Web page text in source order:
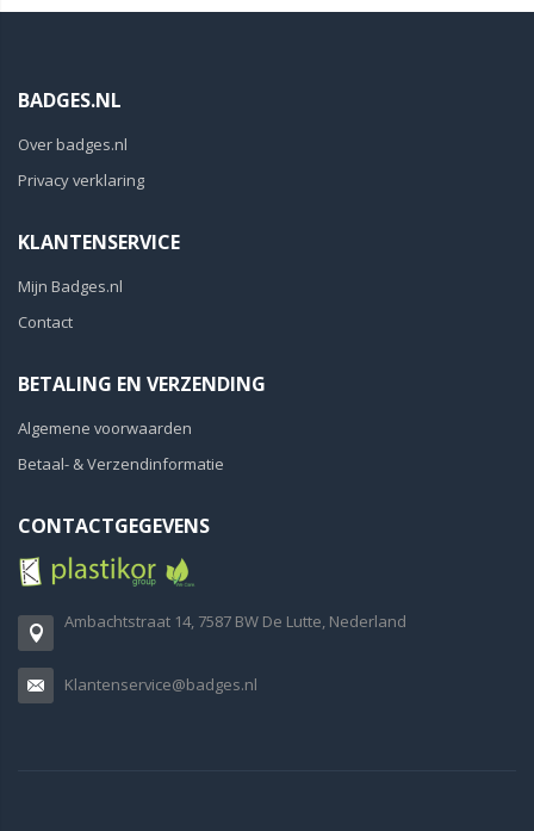
BADGES.NL
Over badges.nl
Privacy verklaring
KLANTENSERVICE
Mijn Badges.nl
Contact
BETALING EN VERZENDING
Algemene voorwaarden
Betaal- & Verzendinformatie
CONTACTGEGEVENS
Ambachtstraat 14, 7587 BW De Lutte, Nederland
Klantenservice@badges.nl